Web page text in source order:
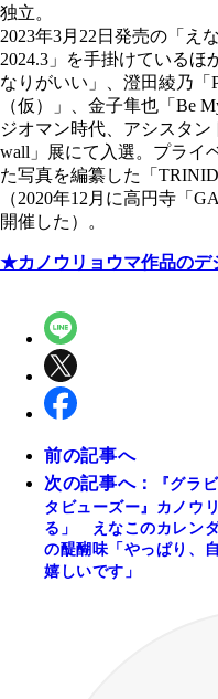
独立。
2023年3月22日発売の「え
2024.3」を手掛けているほ
なりがいい」、澄田綾乃
（仮）」、金子隼也「Be
ジオマン時代、アシスタン
wall」展にて入選。プライ
た写真を編纂した「
（2020年12月に高円寺「
開催した）。
★カノウリョウマ作品のデ
前の記事へ
次の記事へ：
『グラ
タビューズー』カノウ
る」 えなこのカレン
の醍醐味「やっぱり、
嬉しいです」